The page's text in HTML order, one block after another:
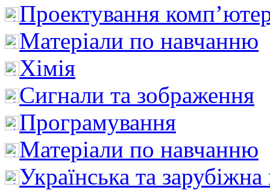
Проектування
Матеріали по навчанню
Хімія
Сигнали та зображення
Програмування
Матеріали по навчанню
Українська та зарубіжна